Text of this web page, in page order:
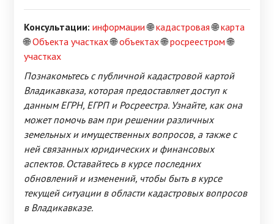
Консультации: информации🌐кадастровая🌐карта
🌐Объекта участках🌐объектах🌐росреестром🌐
участках
Познакомьтесь с публичной кадастровой картой
Владикавказа, которая предоставляет доступ к
данным ЕГРН, ЕГРП и Росреестра. Узнайте, как она
может помочь вам при решении различных
земельных и имущественных вопросов, а также с
ней связанных юридических и финансовых
аспектов. Оставайтесь в курсе последних
обновлений и изменений, чтобы быть в курсе
текущей ситуации в области кадастровых вопросов
в Владикавказе.